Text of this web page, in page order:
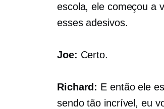
escola, ele começou a
esses adesivos.
Joe: Certo.
Richard: E então ele
sendo tão incrível, eu